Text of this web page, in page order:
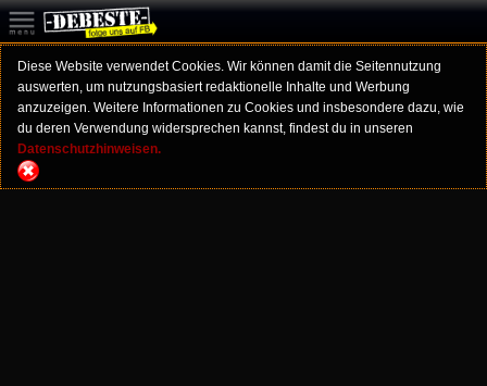
Diese Website verwendet Cookies. Wir können damit die Seitennutzung
auswerten, um nutzungsbasiert redaktionelle Inhalte und Werbung
anzuzeigen. Weitere Informationen zu Cookies und insbesondere dazu, wie
du deren Verwendung widersprechen kannst, findest du in unseren
Datenschutzhinweisen.